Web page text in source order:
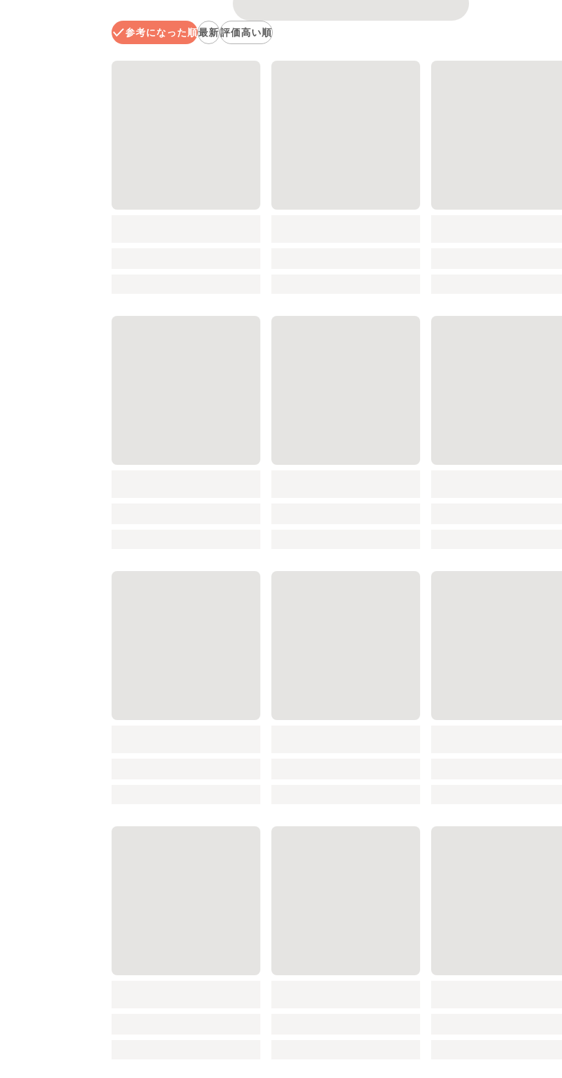
参考になった順最新評価高い順